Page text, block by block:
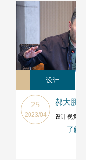
设计
25
2023/04
郝大鹏
设计视觉思
了解